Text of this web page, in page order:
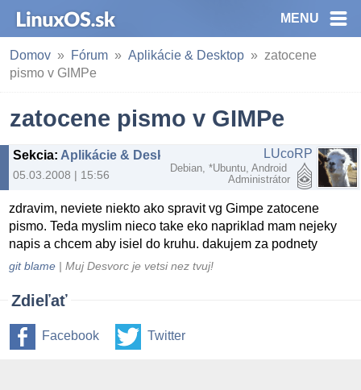
MENU
Domov Fórum Aplikácie & Desktop
zatocene
pismo v GIMPe
zatocene pismo v GIMPe
Sekcia: Aplikácie & Desktop
05.03.2008 | 15:56
LUcoRP
Debian, *Ubuntu, Android
Administrátor
zdravim, neviete niekto ako spravit vg Gimpe zatocene
pismo. Teda myslim nieco take eko napriklad mam nejeky
napis a chcem aby isiel do kruhu. dakujem za podnety
git blame | Muj Desvorc je vetsi nez tvuj!
Zdieľať
Facebook Twitter